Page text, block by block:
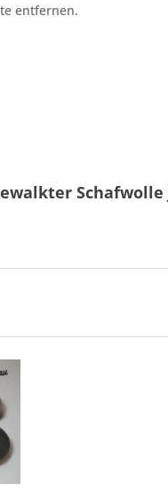
entfernen.
Schafwolle